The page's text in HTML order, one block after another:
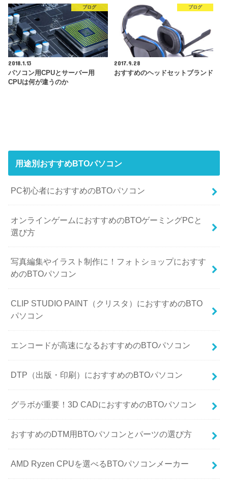
ブログ
2018.1.13
パソコン用CPUとサーバー用
CPUは何が違うのか
ブログ
2017.9.28
おすすめのヘッドセットブランド
用途別おすすめBTOパソコン
PC初心者におすすめのBTOパソコン
オンラインゲームにおすすめのBTOゲーミングPCと
選び方
写真編集やイラスト制作に！フォトショップにおすす
めのBTOパソコン
CLIP STUDIO PAINT（クリスタ）におすすめのBTO
パソコン
エンコードが高速になるおすすめのBTOパソコン
DTP（出版・印刷）におすすめのBTOパソコン
グラボが重要！3D CADにおすすめのBTOパソコン
おすすめのDTM用BTOパソコンとパーツの選び方
AMD Ryzen CPUを選べるBTOパソコンメーカー